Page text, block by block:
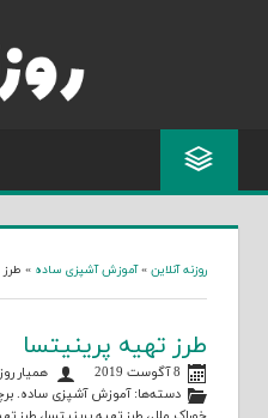
روزنه آنلاین »آموزش آشپزی ساده » طرز
طرز تهیه پرینیتسا
8 آگوست 2019
همیار
دسته‌ها:آموزش آشپزی ساده.